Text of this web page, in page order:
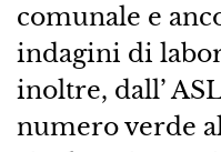
comunale e
indagini di
inoltre, dall’
numero verde